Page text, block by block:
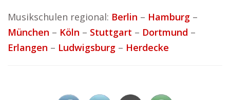
Musikschulen regional: Berlin – Hamburg –
München – Köln – Stuttgart – Dortmund –
Erlangen – Ludwigsburg – Herdecke